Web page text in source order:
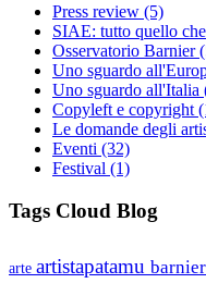
Press review (5)
SIAE: tutto quello
Osservatorio Barnier
Uno sguardo
Uno sguardo all'Italia
Copyleft e copyright
Le domande degli
Eventi (32)
Festival (1)
Tags Cloud Blog
arte artistapatamu barnier